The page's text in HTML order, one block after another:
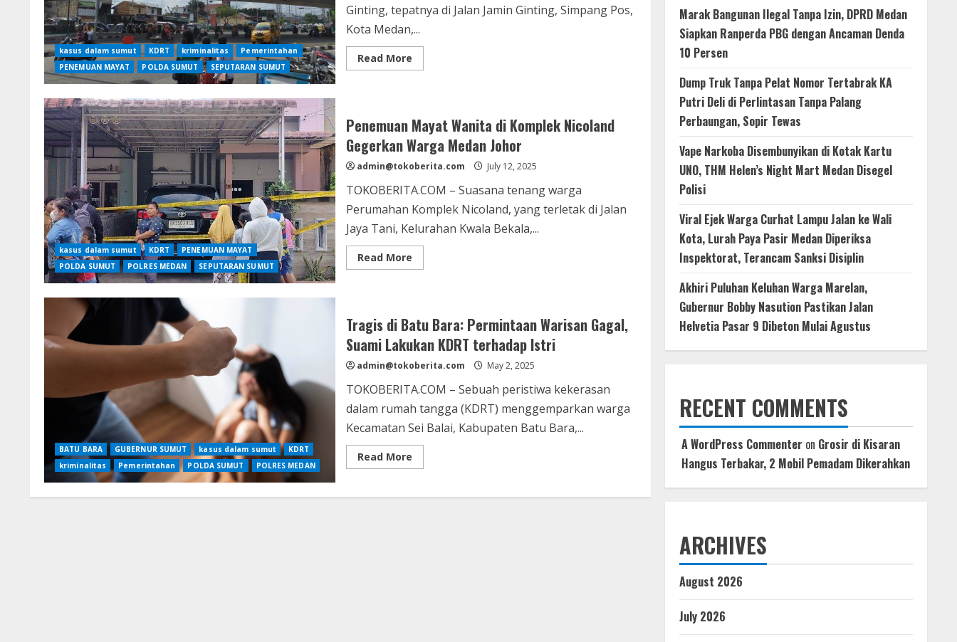
kasus dalam sumut KDRT kriminalitas
Pemerintahan
PENEMUAN MAYAT
POLDA SUMUT SEPUTARAN SUMUT
Ginting, tepatnya di Jalan Jamin Ginting, Simpang Pos,
Kota Medan,...
Read MoreRead
more
Fly
Over
Jamin
Ginting
Gegerkan
Warga
kasus dalam sumut KDRT
PENEMUAN MAYAT
POLDA SUMUT
POLRES MEDAN SEPUTARAN SUMUT
Penemuan Mayat Wanita di Komplek Nicoland
Gegerkan Warga Medan Johor
admin@tokoberita.com July 12, 2025
TOKOBERITA.COM – Suasana tenang warga
Perumahan Komplek Nicoland, yang terletak di Jalan
Jaya Tani, Kelurahan Kwala Bekala,...
Read MoreRead
more
di
Komplek
Nicoland
Gegerkan
Medan
BATU BARA GUBERNUR SUMUT kasus dalam sumut
KDRT
kriminalitas
Pemerintahan POLDA SUMUT POLRES MEDAN
Tragis di Batu Bara: Permintaan Warisan Gagal,
Suami Lakukan KDRT terhadap Istri
admin@tokoberita.com May 2, 2025
TOKOBERITA.COM – Sebuah peristiwa kekerasan
dalam rumah tangga (KDRT) menggemparkan warga
Kecamatan Sei Balai, Kabupaten Batu Bara,...
Read MoreRead
more
di
Marak Bangunan Ilegal Tanpa Izin, DPRD Medan
Siapkan Ranperda PBG dengan Ancaman Denda
10 Persen
Dump Truk Tanpa Pelat Nomor Tertabrak KA
Putri Deli di Perlintasan Tanpa Palang
Perbaungan, Sopir Tewas
Vape Narkoba Disembunyikan di Kotak Kartu
UNO, THM Helen’s Night Mart Medan Disegel
Polisi
Viral Ejek Warga Curhat Lampu Jalan ke Wali
Kota, Lurah Paya Pasir Medan Diperiksa
Inspektorat, Terancam Sanksi Disiplin
Akhiri Puluhan Keluhan Warga Marelan,
Gubernur Bobby Nasution Pastikan Jalan
Helvetia Pasar 9 Dibeton Mulai Agustus
RECENT COMMENTS
A WordPress Commenter on Grosir di Kisaran
Hangus Terbakar, 2 Mobil Pemadam Dikerahkan
ARCHIVES
August 2026
July 2026